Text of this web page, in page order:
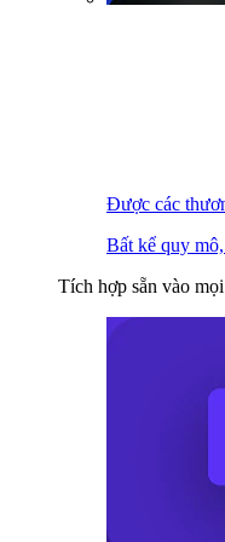
Được các
Bất kể quy
Tích hợp sẵn vào